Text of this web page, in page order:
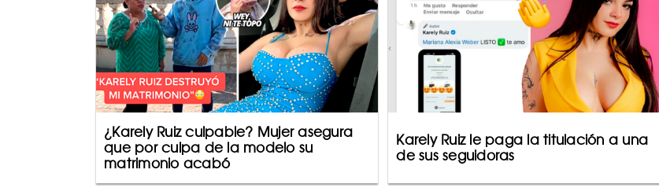
¿Karely Ruiz culpable? Mujer asegura
que por culpa de la modelo su
matrimonio acabó
Karely Ruiz le paga la titulación a una
de sus seguidoras